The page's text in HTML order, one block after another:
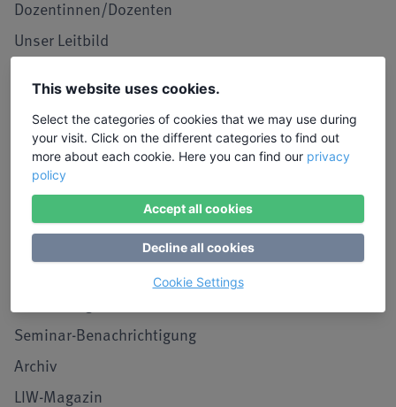
Dozentinnen/Dozenten
Unser Leitbild
LIW in den Medien
Jobs und Karriere
Referenzen / Kooperationen
Kontakt, Lob und Kritik
Stimmen von Teilnehmenden
Seminar-Benachrichtigung
Archiv
LIW-Magazin
This website uses cookies.
Select the categories of cookies that we may use during
your visit. Click on the different categories to find out
more about each cookie. Here you can find our privacy
policy
Accept all cookies
Decline all cookies
Cookie Settings